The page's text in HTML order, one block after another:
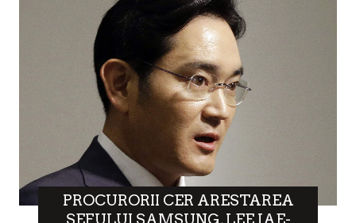
PROCURORII CER ARESTAREA
SEFULUI SAMSUNG, LEE JAE-